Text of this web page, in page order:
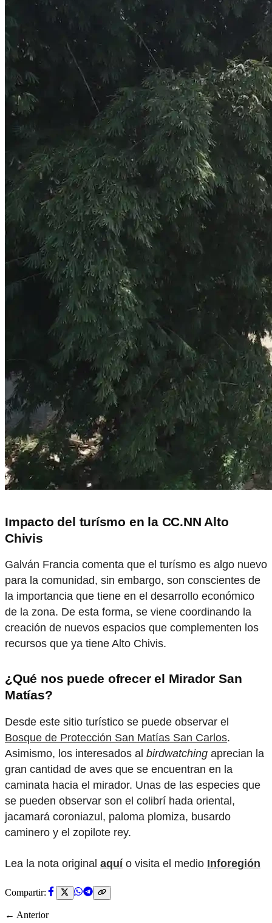
Impacto del turísmo en la CC.NN Alto
Chivis
Galván Francia comenta que el turísmo es algo nuevo
para la comunidad, sin embargo, son conscientes de
la importancia que tiene en el desarrollo económico
de la zona. De esta forma, se viene coordinando la
creación de nuevos espacios que complementen los
recursos que ya tiene Alto Chivis.
¿Qué nos puede ofrecer el Mirador San
Matías?
Desde este sitio turístico se puede observar el
Bosque de Protección San Matías San Carlos.
Asimismo, los interesados al birdwatching aprecian la
gran cantidad de aves que se encuentran en la
caminata hacia el mirador. Unas de las especies que
se pueden observar son el colibrí hada oriental,
jacamará coroniazul, paloma plomiza, busardo
caminero y el zopilote rey.
Lea la nota original aquío visita el medio Inforegión
Compartir:
← Anterior